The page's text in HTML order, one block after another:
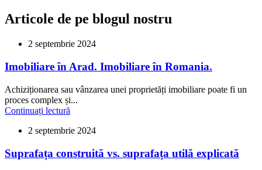
Articole de pe blogul nostru
2 septembrie 2024
Imobiliare în Arad. Imobiliare în Romania.
Achiziționarea sau vânzarea unei proprietăți imobiliare poate fi un
proces complex și...
Continuați lectură
2 septembrie 2024
Suprafața construită vs. suprafața utilă explicată